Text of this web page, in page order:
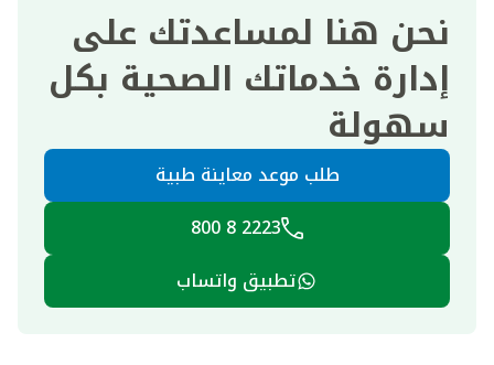
نحن هنا لمساعدتك على
إدارة خدماتك الصحية بكل
سهولة
طلب موعد معاينة طبية
2223 8 800
تطبيق واتساب